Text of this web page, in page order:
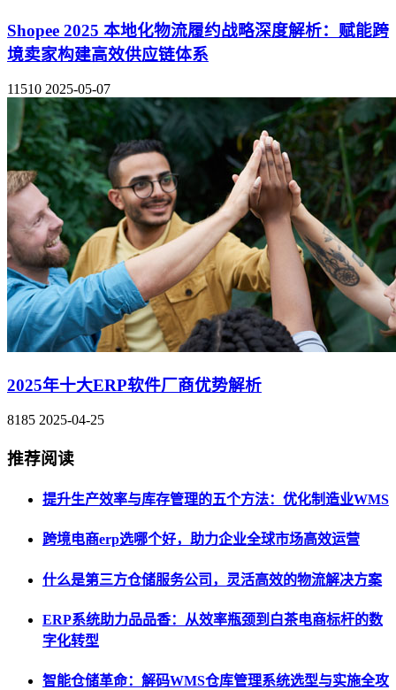
Shopee 2025 本地化物流履约战略深度解析：赋能跨
境卖家构建高效供应链体系
11510 2025-05-07
2025年十大ERP软件厂商优势解析
8185 2025-04-25
推荐阅读
提升生产效率与库存管理的五个方法：优化制造业WMS
跨境电商erp选哪个好，助力企业全球市场高效运营
什么是第三方仓储服务公司，灵活高效的物流解决方案
ERP系统助力品品香：从效率瓶颈到白茶电商标杆的数
字化转型
智能仓储革命：解码WMS仓库管理系统选型与实施全攻